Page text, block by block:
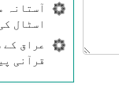
آستانہ
اسٹال
عراق کے
قرآنی